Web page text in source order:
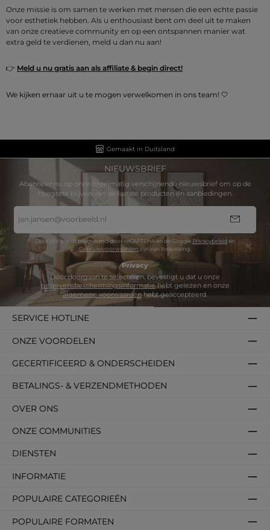
Onze missie is om samen te werken met mensen die een echte passie
voor esthetiek hebben. Als u enthousiast bent om deel uit te maken
van onze creatieve community en op een ontspannen manier wat
extra geld te verdienen, meld u dan nu aan!
👉 Meld u nu gratis aan als affiliate & begin direct!
We kijken ernaar uit u te mogen verwelkomen in ons team! 🤍
Gemaakt in Duitsland
NIEUWSBRIEF
Abonneer nu op onze regelmatig verschijnende nieuwsbrief om op de
hoogtete blijven van de laatste producten en aanbiedingen.
mailadres
*
Deze site wordt beschermd door reCAPTCHA en de Google Privacybeleid en
Gebruiksvoorwaarden zijn van toepassing.
Privacy
gegevensbeschermingsinformatie
algemene voorwaardenhebt geaccepteerd.
SERVICE HOTLINE
DIENSTEN
INFORMATIE
POPULAIRE CATEGORIEËN
POPULAIRE FORMATEN
BETALINGS- & VERZENDMETHODEN
OVER ONS
GECERTIFICEERD & ONDERSCHEIDEN
ONZE VOORDELEN
ONZE COMMUNITIES